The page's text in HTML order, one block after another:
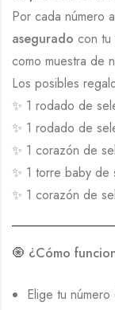
Por cada número
asegurado con tu
como muestra de
Los posibles
✨ 1 rodado de
✨ 1 rodado de
✨ 1 corazón de
✨ 1 torre baby de
✨ 1 corazón de
🧿 ¿Cómo
Elige tu